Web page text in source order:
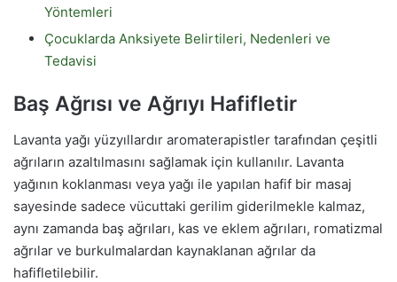
Yöntemleri
Çocuklarda Anksiyete Belirtileri, Nedenleri ve
Tedavisi
Baş Ağrısı ve Ağrıyı Hafifletir
Lavanta yağı yüzyıllardır aromaterapistler tarafından çeşitli
ağrıların azaltılmasını sağlamak için kullanılır. Lavanta
yağının koklanması veya yağı ile yapılan hafif bir masaj
sayesinde sadece vücuttaki gerilim giderilmekle kalmaz,
aynı zamanda baş ağrıları, kas ve eklem ağrıları, romatizmal
ağrılar ve burkulmalardan kaynaklanan ağrılar da
hafifletilebilir.